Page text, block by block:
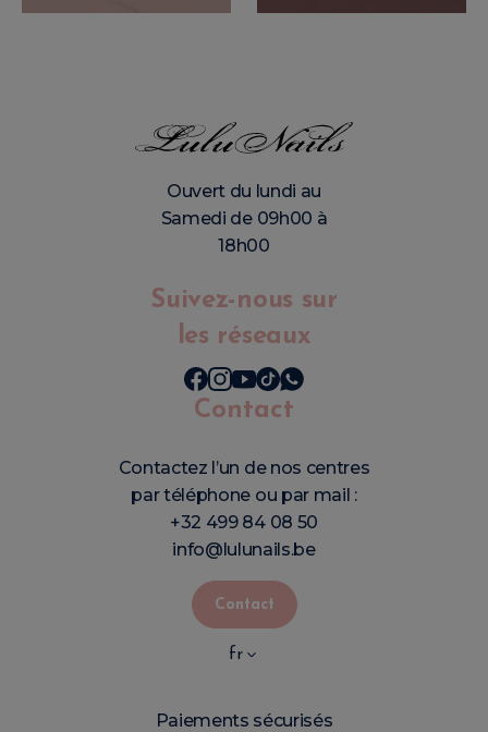
Ouvert du lundi au
Samedi de 09h00 à
18h00
Suivez-nous sur
les réseaux
Contact
Contactez l’un de nos centres
par téléphone ou par mail :
+32 499 84 08 50
info@lulunails.be
Contact
fr
Paiements sécurisés